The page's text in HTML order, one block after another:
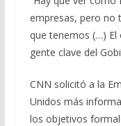
empresas, pero no
que tenemos (…)
gente clave del
CNN solicitó a la
Unidos más
los objetivos